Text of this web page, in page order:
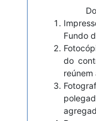
Fundo
do
reúnem